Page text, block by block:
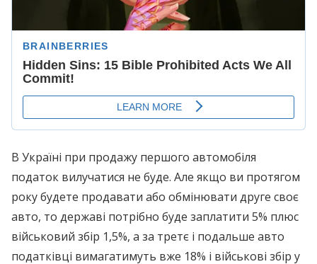
В Україні при продажу першого автомобіля
податок вилучатися не буде. Але якщо ви протягом
року будете продавати або обмінювати друге своє
авто, то державі потрібно буде заплатити 5% плюс
військовий збір 1,5%, а за третє і подальше авто
податківці вимагатимуть вже 18% і військові збір у